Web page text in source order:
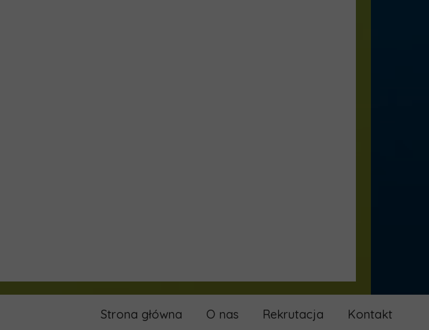
Strona główna O nas Rekrutacja Kontakt